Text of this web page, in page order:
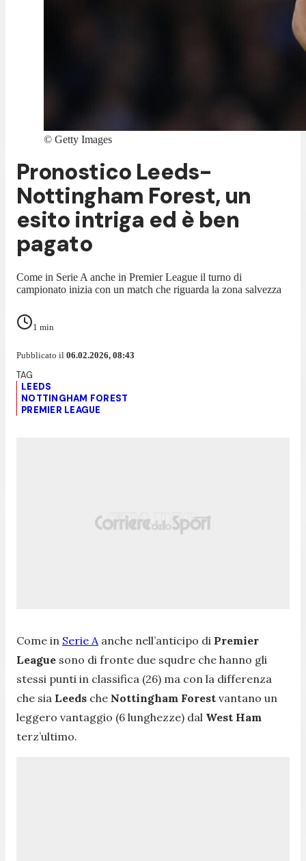
© Getty Images
Pronostico Leeds-
Nottingham Forest, un
esito intriga ed è ben
pagato
Come in Serie A anche in Premier League il turno di
campionato inizia con un match che riguarda la zona salvezza
1 min
Pubblicato il 06.02.2026, 08:43
LEEDS
NOTTINGHAM FOREST
PREMIER LEAGUE
Come in Serie A anche nell’anticipo di Premier
League sono di fronte due squdre che hanno gli
stessi punti in classifica (26) ma con la differenza
che sia Leeds che Nottingham Forest vantano un
leggero vantaggio (6 lunghezze) dal West Ham
terz’ultimo.